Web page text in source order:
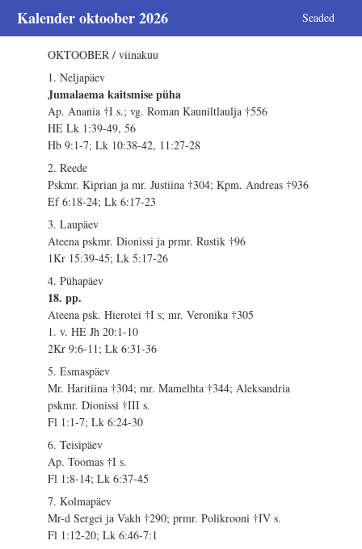
Kalender oktoober 2026 Seaded
OKTOOBER / viinakuu
1. Neljapäev
Jumalaema kaitsmise püha
Ap. Anania †I s.; vg. Roman Kauniltlaulja †556
HE Lk 1:39-49, 56
Hb 9:1-7; Lk 10:38-42, 11:27-28
2. Reede
Pskmr. Kiprian ja mr. Justiina †304; Kpm. Andreas †936
Ef 6:18-24; Lk 6:17-23
3. Laupäev
Ateena pskmr. Dionissi ja prmr. Rustik †96
1Kr 15:39-45; Lk 5:17-26
4. Pühapäev
18. pp.
Ateena psk. Hierotei †I s; mr. Veronika †305
1. v. HE Jh 20:1-10
2Kr 9:6-11; Lk 6:31-36
5. Esmaspäev
Mr. Haritiina †304; mr. Mamelhta †344; Aleksandria
pskmr. Dionissi †III s.
Fl 1:1-7; Lk 6:24-30
6. Teisipäev
Ap. Toomas †I s.
Fl 1:8-14; Lk 6:37-45
7. Kolmapäev
Mr-d Sergei ja Vakh †290; prmr. Polikrooni †IV s.
Fl 1:12-20; Lk 6:46-7:1